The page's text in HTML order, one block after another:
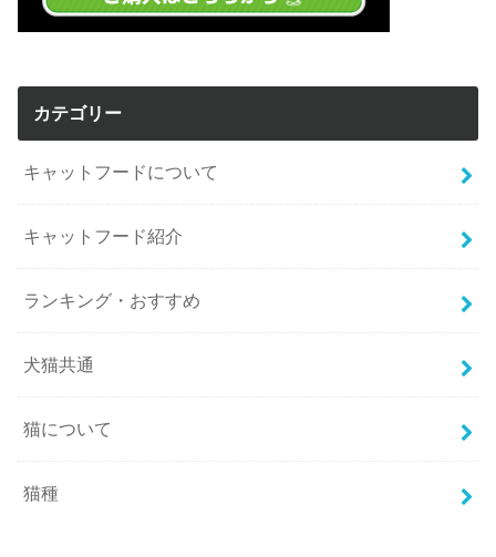
カテゴリー
キャットフードについて
キャットフード紹介
ランキング・おすすめ
犬猫共通
猫について
猫種